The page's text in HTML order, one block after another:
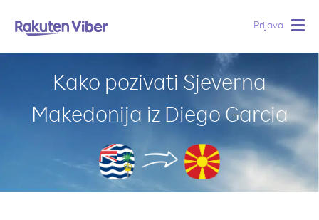
Prijava
Kako pozivati Sjeverna
Makedonija iz Diego Garcia